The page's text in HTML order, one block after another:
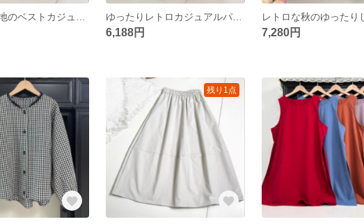
ゆったりレトロカジュアルパンツ9ポイントパンツ快適なジーンズ
6,188円 7,280円
残り1点